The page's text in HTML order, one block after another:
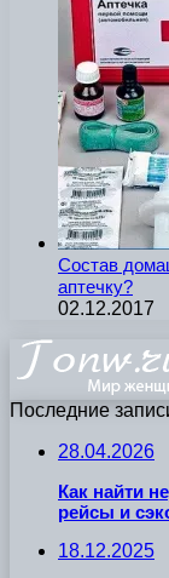
Состав
аптечку?
02.12.2017
Последние
28.04.2026
Как найти
рейсы и
18.12.2025